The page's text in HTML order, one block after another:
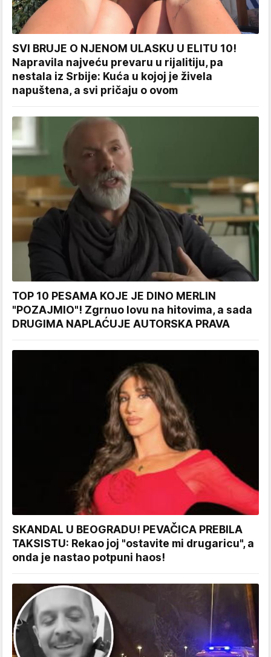
SVI BRUJE O NJENOM ULASKU U ELITU 10!
Napravila najveću prevaru u rijalitiju, pa
nestala iz Srbije: Kuća u kojoj je živela
napuštena, a svi pričaju o ovom
TOP 10 PESAMA KOJE JE DINO MERLIN
"POZAJMIO"! Zgrnuo lovu na hitovima, a sada
DRUGIMA NAPLAĆUJE AUTORSKA PRAVA
SKANDAL U BEOGRADU! PEVAČICA PREBILA
TAKSISTU: Rekao joj "ostavite mi drugaricu", a
onda je nastao potpuni haos!